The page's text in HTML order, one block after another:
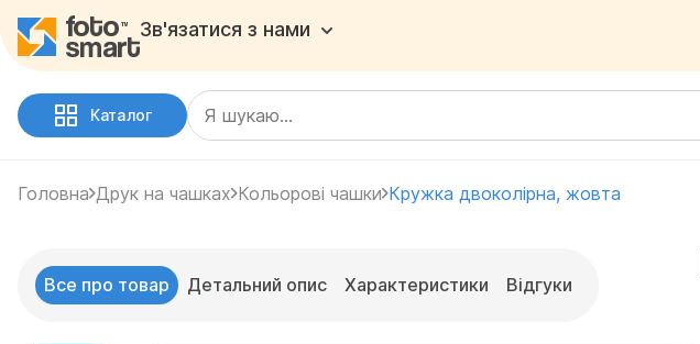
Зв'язатися з нами
Каталог
Головна Друк на чашках Кольорові чашки Кружка двоколірна, жовта
Все про товар Детальний опис Характеристики Відгуки